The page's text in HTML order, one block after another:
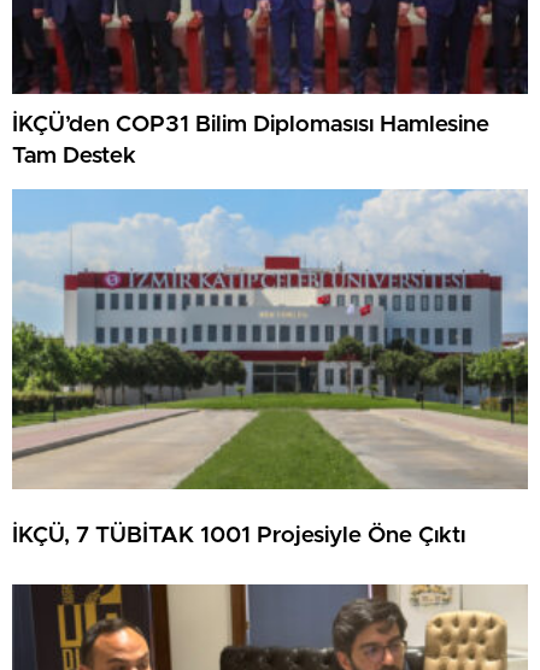
İKÇÜ’den COP31 Bilim Diplomasısı Hamlesine
Tam Destek
İKÇÜ, 7 TÜBİTAK 1001 Projesiyle Öne Çıktı